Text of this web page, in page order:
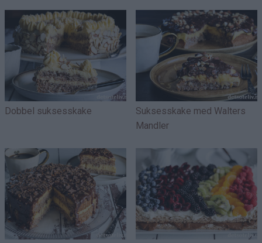
Dobbel suksesskake
Suksesskake med Walters
Mandler